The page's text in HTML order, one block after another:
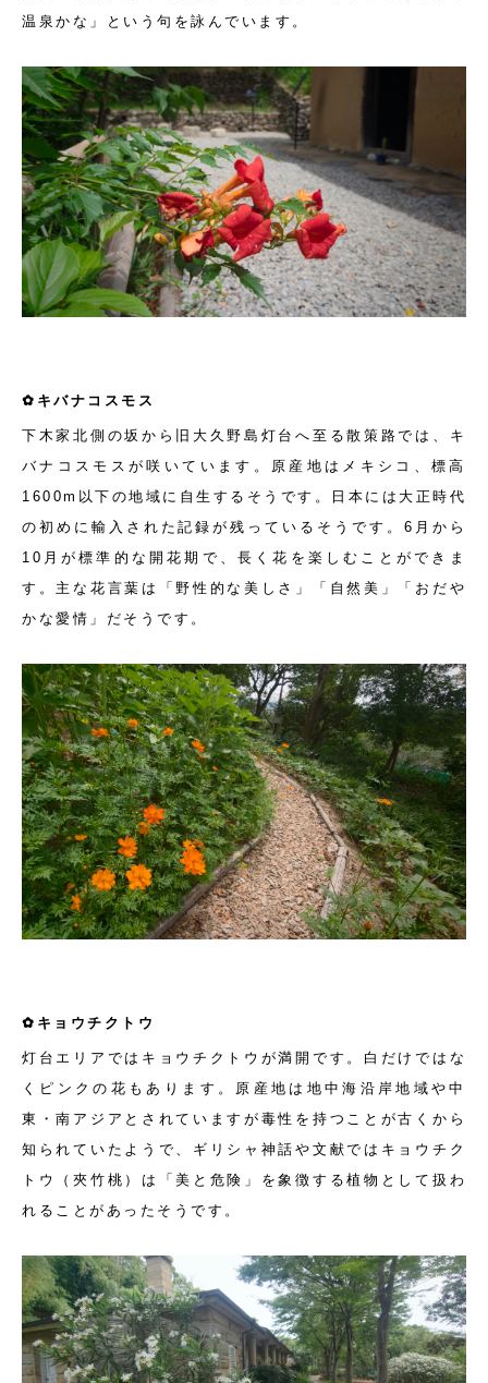
温泉かな」という句を詠んでいます。
✿キバナコスモス
下木家北側の坂から旧大久野島灯台へ至る散策路では、キ
バナコスモスが咲いています。原産地はメキシコ、標高
1600m以下の地域に自生するそうです。日本には大正時代
の初めに輸入された記録が残っているそうです。6月から
10月が標準的な開花期で、長く花を楽しむことができま
す。主な花言葉は「野性的な美しさ」「自然美」「おだや
かな愛情」だそうです。
✿キョウチクトウ
灯台エリアではキョウチクトウが満開です。白だけではな
くピンクの花もあります。原産地は地中海沿岸地域や中
東・南アジアとされていますが毒性を持つことが古くから
知られていたようで、ギリシャ神話や文献ではキョウチク
トウ（夾竹桃）は「美と危険」を象徴する植物として扱わ
れることがあったそうです。